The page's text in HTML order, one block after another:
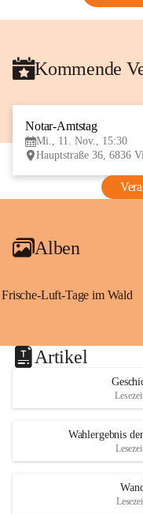
Kommende
Notar-Amtstag
Mi., 11. Nov., 15:30
Hauptstraße 36, 6836
Alben
Frische-Luft-Tage im Wald
Artikel
Wahlergebnis